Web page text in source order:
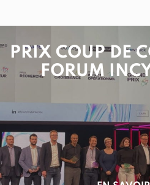
PRIX COUP DE
FORUM